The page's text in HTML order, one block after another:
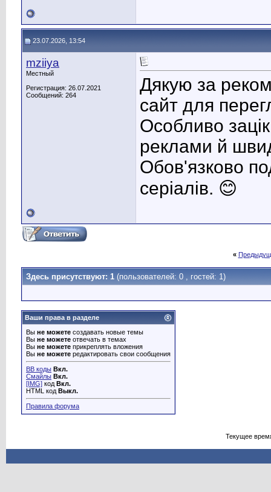
23.07.2026, 13:54
mziiya
Местный
Регистрация: 26.07.2021
Сообщений: 264
Дякую за
сайт для
Особливо
реклами й
Обов'язково
серіалів. 😊
«
Здесь присутствуют: 1 (пользователей: 0 , гостей: 1)
Ваши права в разделе
Вы не можете создавать новые темы
Вы не можете отвечать в темах
Вы не можете прикреплять вложения
Вы не можете редактировать свои сообщения
BB коды Вкл.
Смайлы Вкл.
[IMG] код Вкл.
HTML код Выкл.
Правила форума
Текущее